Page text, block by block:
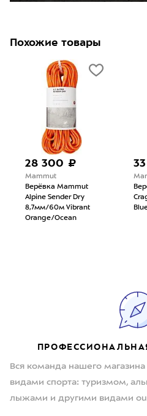
Похожие товары
28 300 ₽
Mammut
Верёвка Mammut
Alpine Sender Dry
8,7мм/60м Vibrant
Orange/Ocean
Вся команда нашего
видами спорта: туризмом,
лыжами и другими видами